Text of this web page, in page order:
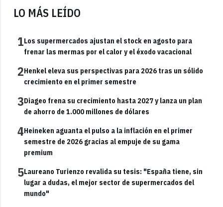
LO MÁS LEÍDO
1Los supermercados ajustan el stock en agosto para
frenar las mermas por el calor y el éxodo vacacional
2Henkel eleva sus perspectivas para 2026 tras un sólido
crecimiento en el primer semestre
3Diageo frena su crecimiento hasta 2027 y lanza un plan
de ahorro de 1.000 millones de dólares
4Heineken aguanta el pulso a la inflación en el primer
semestre de 2026 gracias al empuje de su gama
premium
5Laureano Turienzo revalida su tesis: "España tiene, sin
lugar a dudas, el mejor sector de supermercados del
mundo"